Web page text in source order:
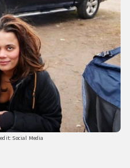
Social Media